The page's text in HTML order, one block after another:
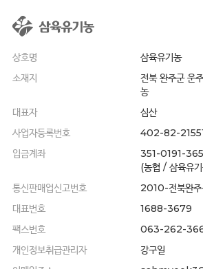
상호명
삼육유기농
소재지
전북 완주군 운
농
대표자
심산
사업자등록번호
402-82-
입금계좌
351-0191-
(농협 / 삼육유
통신판매업신고번호
2010-전북완
대표번호
1688-3679
팩스번호
063-262-
개인정보취급관리자
강구일